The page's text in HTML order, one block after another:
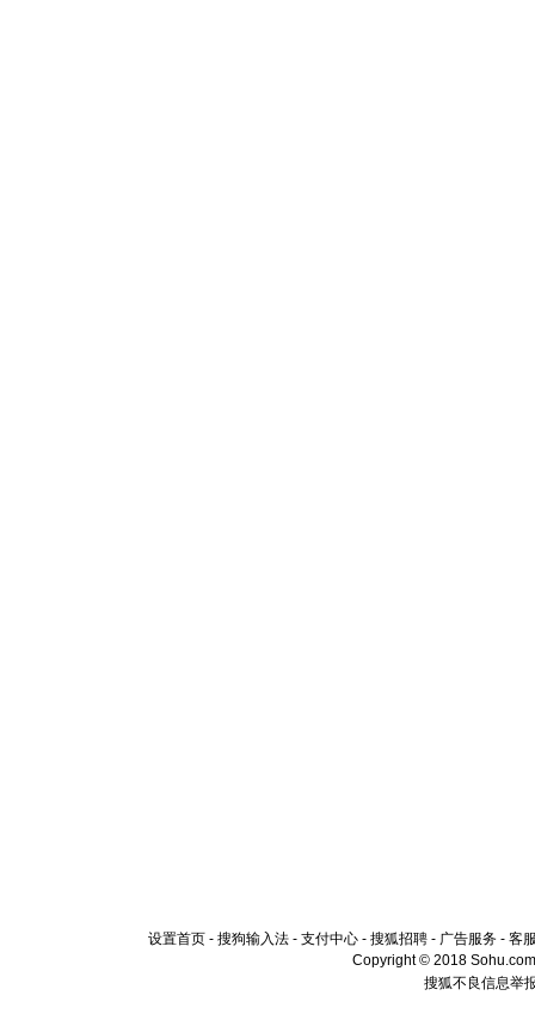
设置首页 - 搜狗输入法 - 支付中心 - 搜狐招聘 - 广告服务 - 客
Copyright © 2018
搜狐不良信息举